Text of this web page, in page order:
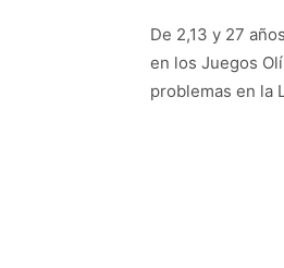
De 2,13 y 27
en los Juegos
problemas en la